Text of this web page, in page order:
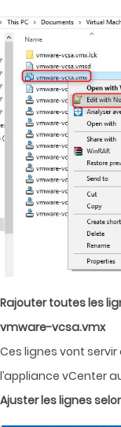
Rajouter toutes les
vmware-vcsa.vmx
Ces lignes vont
l’appliance vCenter
Ajuster les lignes